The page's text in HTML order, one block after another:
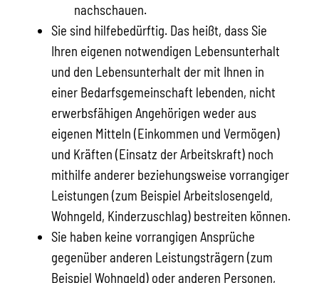
nachschauen.
Sie sind hilfebedürftig. Das heißt, dass Sie
Ihren eigenen notwendigen Lebensunterhalt
und den Lebensunterhalt der mit Ihnen in
einer Bedarfsgemeinschaft lebenden, nicht
erwerbsfähigen Angehörigen weder aus
eigenen Mitteln (Einkommen und Vermögen)
und Kräften (Einsatz der Arbeitskraft) noch
mithilfe anderer beziehungsweise vorrangiger
Leistungen (zum Beispiel Arbeitslosengeld,
Wohngeld, Kinderzuschlag) bestreiten können.
Sie haben keine vorrangigen Ansprüche
gegenüber anderen Leistungsträgern (zum
Beispiel Wohngeld) oder anderen Personen,